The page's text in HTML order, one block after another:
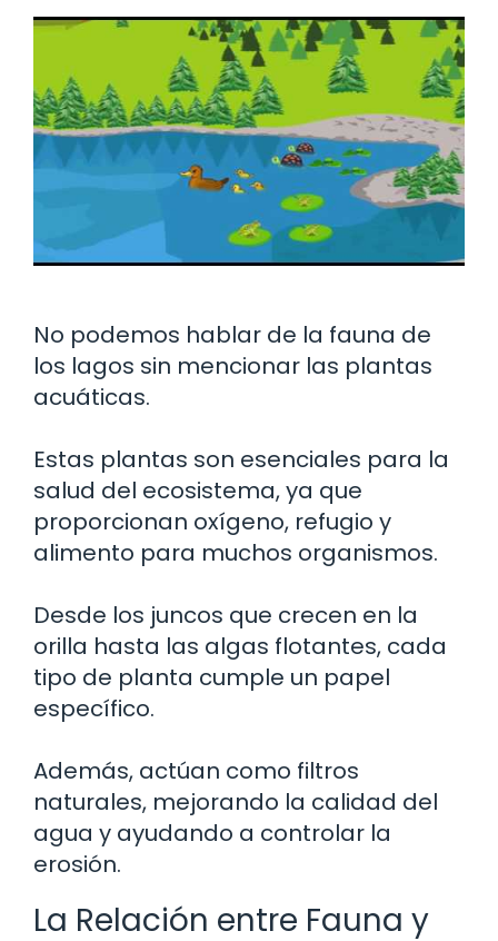
No podemos hablar de la fauna de
los lagos sin mencionar las plantas
acuáticas.
Estas plantas son esenciales para la
salud del ecosistema, ya que
proporcionan oxígeno, refugio y
alimento para muchos organismos.
Desde los juncos que crecen en la
orilla hasta las algas flotantes, cada
tipo de planta cumple un papel
específico.
Además, actúan como filtros
naturales, mejorando la calidad del
agua y ayudando a controlar la
erosión.
La Relación entre Fauna y